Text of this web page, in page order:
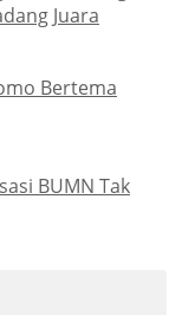
Juara
Bertema
BUMN Tak